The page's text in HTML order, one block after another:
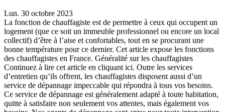
Lun. 30 octobre 2023
La fonction de chauffagiste est de permettre à ceux qui occupent un
logement (que ce soit un immeuble professionnel ou encore un local
collectif) d’être à l’aise et confortables, tout en se procurant une
bonne température pour ce dernier. Cet article expose les fonctions
des chauffagistes en France. Généralité sur les chauffagistes
Continuez à lire cet article en cliquant ici. Outre les services
d’entretien qu’ils offrent, les chauffagistes disposent aussi d’un
service de dépannage impeccable qui répondra à tous vos besoins.
Ce service de dépannage est généralement adapté à toute habitation,
quitte à satisfaire non seulement vos attentes, mais également vos